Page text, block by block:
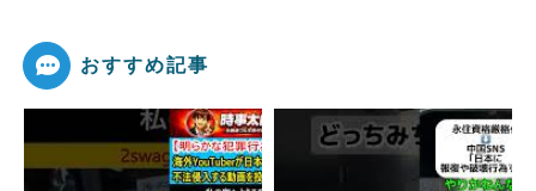
おすすめ記事